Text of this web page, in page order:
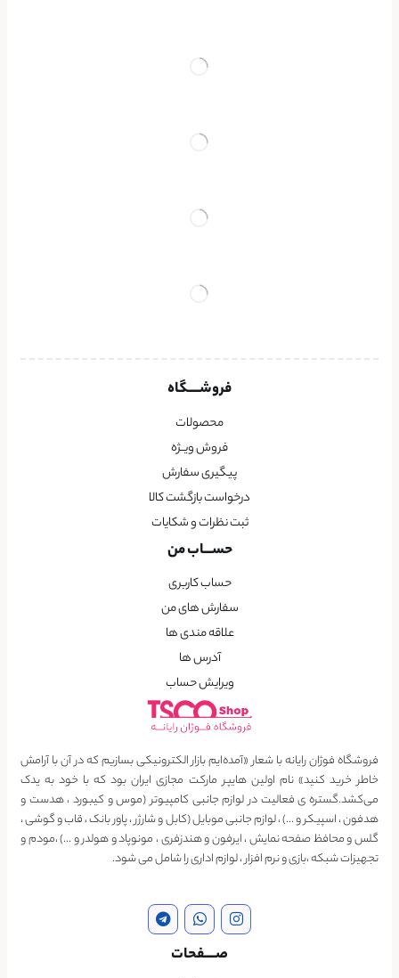
فروشــــگاه
محصولات
فروش ویــژه
پیگیری سفارش
درخواست بازگشت کالا
ثبت نظرات و شکایات
حســـاب من
حساب کاربری
سفارش های من
علاقه مندی ها
آدرس ها
ویرایش حساب
فروشگاه فوژان رایانه با شعار «آمده‌ایم بازار الکترونیکی بسازیم که در آن با آرامش
خاطر خرید کنید» نام اولین هایپر مارکت مجازی ایران بود که با خود به یدک
می‌کشد.گستره ی فعالیت در لوازم جانبی کامپیوتر (موس و کیبورد ، هدست و
هدفون ، اسپیکر و …) ، لوازم جانبی موبایل (کابل و شارژر ، پاور بانک ، قاب و گوشی ،
گلس و محافظ صفحه نمایش ، ایرفون و هندزفری ، مونوپاد و هولدر و …) ،مودم و
تجهیزات شبکه ،بازی و نرم افزار ، لوازم اداری را شامل می شود.
صــــفحات